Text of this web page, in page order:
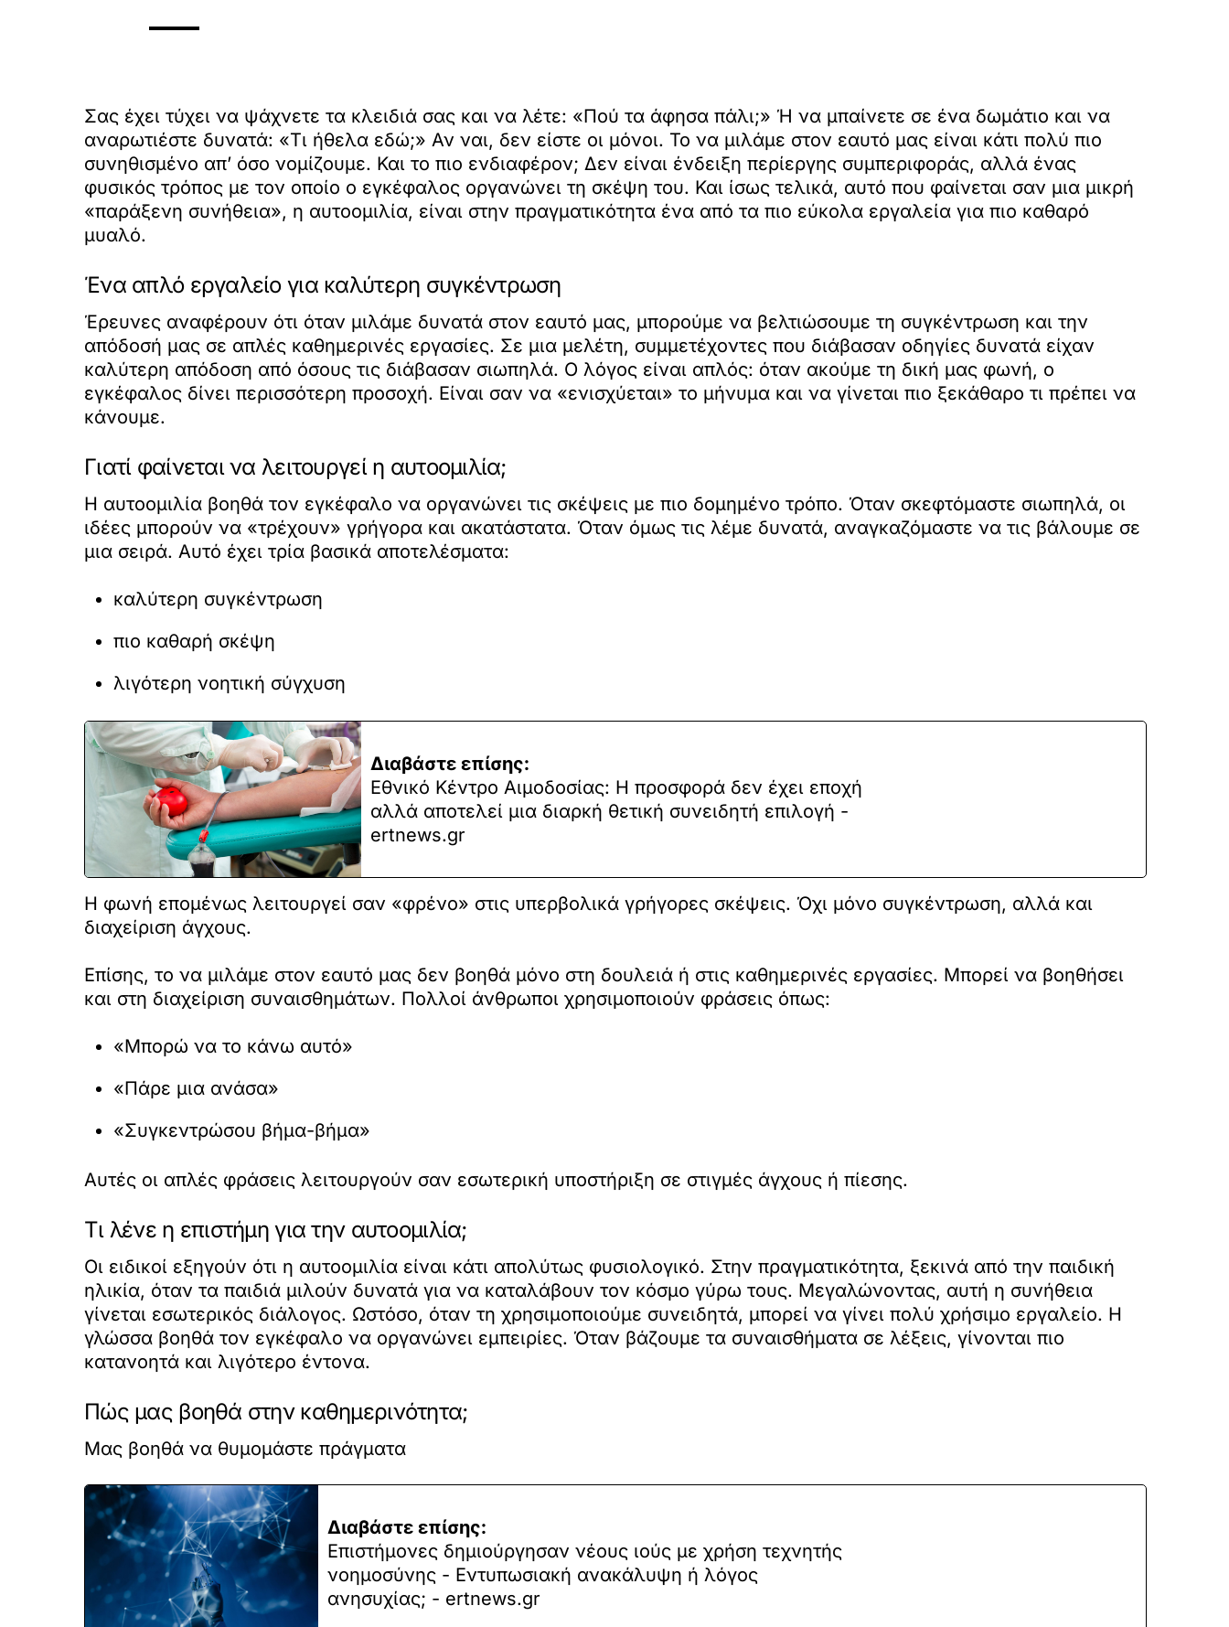
Σας έχει τύχει να ψάχνετε τα κλειδιά σας και να λέτε: «Πού τα άφησα πάλι;» Ή να μπαίνετε σε ένα δωμάτιο και να
αναρωτιέστε δυνατά: «Τι ήθελα εδώ;» Αν ναι, δεν είστε οι μόνοι. Το να μιλάμε στον εαυτό μας είναι κάτι πολύ πιο
συνηθισμένο απ’ όσο νομίζουμε. Και το πιο ενδιαφέρον; Δεν είναι ένδειξη περίεργης συμπεριφοράς, αλλά ένας
φυσικός τρόπος με τον οποίο ο εγκέφαλος οργανώνει τη σκέψη του. Και ίσως τελικά, αυτό που φαίνεται σαν μια μικρή
«παράξενη συνήθεια», η αυτοομιλία, είναι στην πραγματικότητα ένα από τα πιο εύκολα εργαλεία για πιο καθαρό
μυαλό.
Ένα απλό εργαλείο για καλύτερη συγκέντρωση
Έρευνες αναφέρουν ότι όταν μιλάμε δυνατά στον εαυτό μας, μπορούμε να βελτιώσουμε τη συγκέντρωση και την
απόδοσή μας σε απλές καθημερινές εργασίες. Σε μια μελέτη, συμμετέχοντες που διάβασαν οδηγίες δυνατά είχαν
καλύτερη απόδοση από όσους τις διάβασαν σιωπηλά. Ο λόγος είναι απλός: όταν ακούμε τη δική μας φωνή, ο
εγκέφαλος δίνει περισσότερη προσοχή. Είναι σαν να «ενισχύεται» το μήνυμα και να γίνεται πιο ξεκάθαρο τι πρέπει να
κάνουμε.
Γιατί φαίνεται να λειτουργεί η αυτοομιλία;
Η αυτοομιλία βοηθά τον εγκέφαλο να οργανώνει τις σκέψεις με πιο δομημένο τρόπο. Όταν σκεφτόμαστε σιωπηλά, οι
ιδέες μπορούν να «τρέχουν» γρήγορα και ακατάστατα. Όταν όμως τις λέμε δυνατά, αναγκαζόμαστε να τις βάλουμε σε
μια σειρά. Αυτό έχει τρία βασικά αποτελέσματα:
καλύτερη συγκέντρωση
πιο καθαρή σκέψη
λιγότερη νοητική σύγχυση
Διαβάστε επίσης:
Εθνικό Κέντρο Αιμοδοσίας: H προσφορά δεν έχει εποχή
αλλά αποτελεί μια διαρκή θετική συνειδητή επιλογή -
ertnews.gr
Η φωνή επομένως λειτουργεί σαν «φρένο» στις υπερβολικά γρήγορες σκέψεις. Όχι μόνο συγκέντρωση, αλλά και
διαχείριση άγχους.
Επίσης, το να μιλάμε στον εαυτό μας δεν βοηθά μόνο στη δουλειά ή στις καθημερινές εργασίες. Μπορεί να βοηθήσει
και στη διαχείριση συναισθημάτων. Πολλοί άνθρωποι χρησιμοποιούν φράσεις όπως:
«Μπορώ να το κάνω αυτό»
«Πάρε μια ανάσα»
«Συγκεντρώσου βήμα-βήμα»
Αυτές οι απλές φράσεις λειτουργούν σαν εσωτερική υποστήριξη σε στιγμές άγχους ή πίεσης.
Τι λένε η επιστήμη για την αυτοομιλία;
Οι ειδικοί εξηγούν ότι η αυτοομιλία είναι κάτι απολύτως φυσιολογικό. Στην πραγματικότητα, ξεκινά από την παιδική
ηλικία, όταν τα παιδιά μιλούν δυνατά για να καταλάβουν τον κόσμο γύρω τους. Μεγαλώνοντας, αυτή η συνήθεια
γίνεται εσωτερικός διάλογος. Ωστόσο, όταν τη χρησιμοποιούμε συνειδητά, μπορεί να γίνει πολύ χρήσιμο εργαλείο. Η
γλώσσα βοηθά τον εγκέφαλο να οργανώνει εμπειρίες. Όταν βάζουμε τα συναισθήματα σε λέξεις, γίνονται πιο
κατανοητά και λιγότερο έντονα.
Πώς μας βοηθά στην καθημερινότητα;
Μας βοηθά να θυμομάστε πράγματα
Διαβάστε επίσης:
Επιστήμονες δημιούργησαν νέους ιούς με χρήση τεχνητής
νοημοσύνης - Εντυπωσιακή ανακάλυψη ή λόγος
ανησυχίας; - ertnews.gr